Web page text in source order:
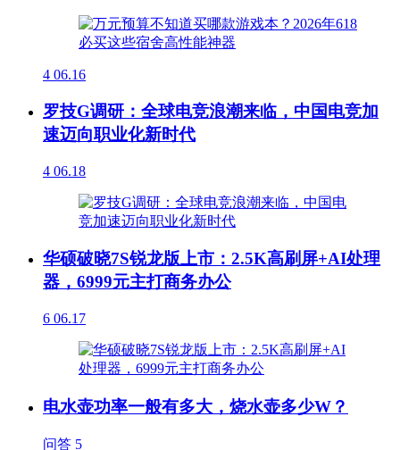
4 06.16
罗技G调研：全球电竞浪潮来临，中国电竞加
速迈向职业化新时代
4 06.18
华硕破晓7S锐龙版上市：2.5K高刷屏+AI处理
器，6999元主打商务办公
6 06.17
电水壶功率一般有多大，烧水壶多少W？
问答 5